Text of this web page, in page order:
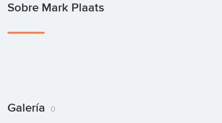
Sobre Mark Plaats
Galería 0